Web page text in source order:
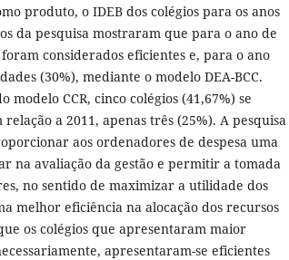
produto, o IDEB dos colégios para os anos
da pesquisa mostraram que para o ano de
foram considerados eficientes e, para o ano
(30%), mediante o modelo DEA-BCC.
modelo CCR, cinco colégios (41,67%) se
a 2011, apenas três (25%). A pesquisa
aos ordenadores de despesa uma
na avaliação da gestão e permitir a tomada
no sentido de maximizar a utilidade dos
melhor eficiência na alocação dos recursos
os colégios que apresentaram maior
apresentaram-se eficientes